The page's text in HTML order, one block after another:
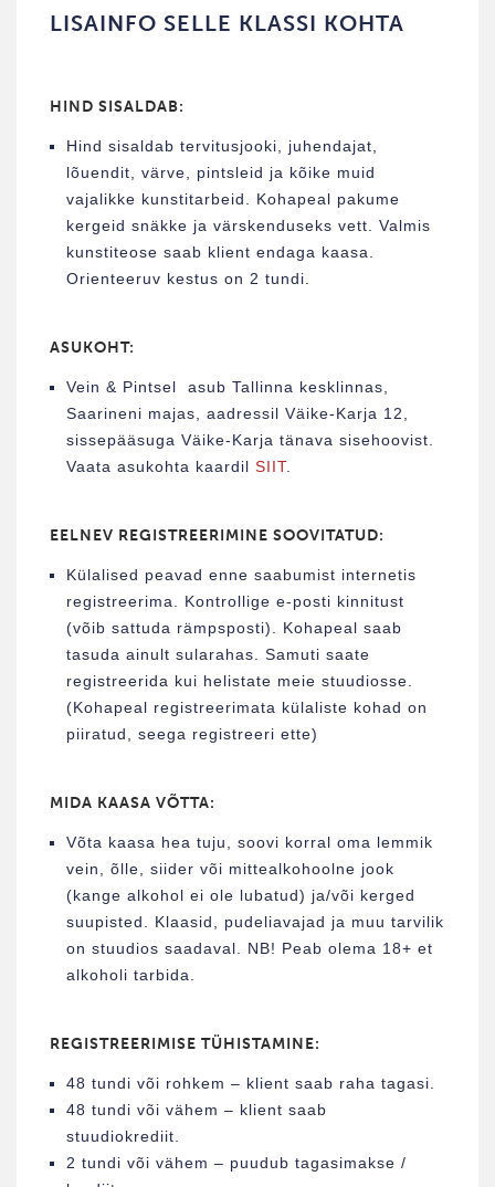
LISAINFO SELLE KLASSI KOHTA
HIND SISALDAB:
Hind sisaldab tervitusjooki, juhendajat,
lõuendit, värve, pintsleid ja kõike muid
vajalikke kunstitarbeid. Kohapeal pakume
kergeid snäkke ja värskenduseks vett. Valmis
kunstiteose saab klient endaga kaasa.
Orienteeruv kestus on 2 tundi.
ASUKOHT:
Vein & Pintsel asub Tallinna kesklinnas,
Saarineni majas, aadressil Väike-Karja 12,
sissepääsuga Väike-Karja tänava sisehoovist.
Vaata asukohta kaardil SIIT.
EELNEV REGISTREERIMINE SOOVITATUD:
Külalised peavad enne saabumist internetis
registreerima. Kontrollige e-posti kinnitust
(võib sattuda rämpsposti). Kohapeal saab
tasuda ainult sularahas. Samuti saate
registreerida kui helistate meie stuudiosse.
(Kohapeal registreerimata külaliste kohad on
piiratud, seega registreeri ette)
MIDA KAASA VÕTTA:
Võta kaasa hea tuju, soovi korral oma lemmik
vein, õlle, siider või mittealkohoolne jook
(kange alkohol ei ole lubatud) ja/või kerged
suupisted. Klaasid, pudeliavajad ja muu tarvilik
on stuudios saadaval. NB! Peab olema 18+ et
alkoholi tarbida.
REGISTREERIMISE TÜHISTAMINE:
48 tundi või rohkem – klient saab raha tagasi.
48 tundi või vähem – klient saab
stuudiokrediit.
2 tundi või vähem – puudub tagasimakse /